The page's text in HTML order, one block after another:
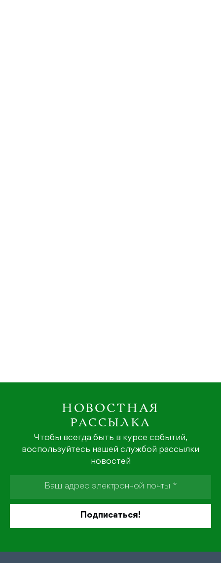
НОВОСТНАЯ
РАССЫЛКА
Чтобы всегда быть в курсе событий,
воспользуйтесь нашей службой рассылки
новостей